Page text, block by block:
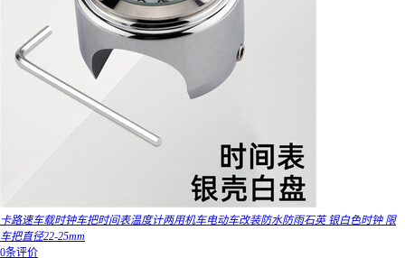
卡路速车载时钟车把时间表温度计两用机车电动车改装防水防雨石英 银白色时钟 限
车把直径22-25mm
0条评价